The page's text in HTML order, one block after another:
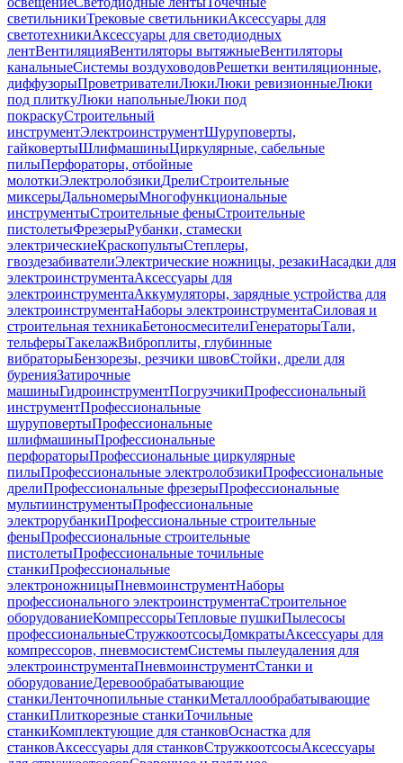
светильникиТрековые светильникиАксессуары для
светотехникиАксессуары для светодиодных
лентВентиляцияВентиляторы вытяжныеВентиляторы
канальныеСистемы воздуховодовРешетки вентиляционные,
диффузорыПроветривателиЛюкиЛюки ревизионныеЛюки
под плиткуЛюки напольныеЛюки под
покраскуСтроительный
инструментЭлектроинструментШуруповерты,
гайковертыШлифмашиныЦиркулярные, сабельные
пилыПерфораторы, отбойные
молоткиЭлектролобзикиДрелиСтроительные
миксерыДальномерыМногофункциональные
инструментыСтроительные феныСтроительные
пистолетыФрезерыРубанки, стамески
электрическиеКраскопультыСтеплеры,
гвоздезабивателиЭлектрические ножницы, резакиНасадки для
электроинструментаАксессуары для
электроинструментаАккумуляторы, зарядные устройства для
электроинструментаНаборы электроинструментаСиловая и
строительная техникаБетоносмесителиГенераторыТали,
тельферыТакелажВиброплиты, глубинные
вибраторыБензорезы, резчики швовСтойки, дрели для
буренияЗатирочные
машиныГидроинструментПогрузчикиПрофессиональный
инструментПрофессиональные
шуруповертыПрофессиональные
шлифмашиныПрофессиональные
перфораторыПрофессиональные циркулярные
пилыПрофессиональные электролобзикиПрофессиональные
дрелиПрофессиональные фрезерыПрофессиональные
мультиинструментыПрофессиональные
электрорубанкиПрофессиональные строительные
феныПрофессиональные строительные
пистолетыПрофессиональные точильные
станкиПрофессиональные
электроножницыПневмоинструментНаборы
профессионального электроинструментаСтроительное
оборудованиеКомпрессорыТепловые пушкиПылесосы
профессиональныеСтружкоотсосыДомкратыАксессуары для
компрессоров, пневмосистемСистемы пылеудаления для
электроинструментаПневмоинструментСтанки и
оборудованиеДеревообрабатывающие
станкиЛенточнопильные станкиМеталлообрабатывающие
станкиПлиткорезные станкиТочильные
станкиКомплектующие для станковОснастка для
станковАксессуары для станковСтружкоотсосыАксессуары